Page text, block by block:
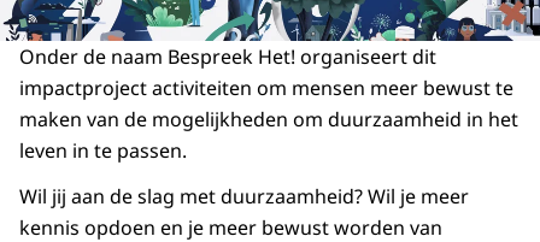
Onder de naam Bespreek Het! organiseert dit
impactproject activiteiten om mensen meer bewust te
maken van de mogelijkheden om duurzaamheid in het
leven in te passen.
Wil jij aan de slag met duurzaamheid? Wil je meer
kennis opdoen en je meer bewust worden van